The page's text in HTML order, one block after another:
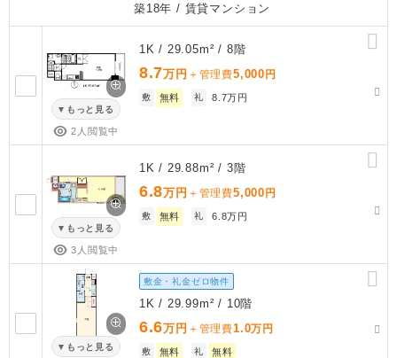
築18年 / 賃貸マンション
もっと見る
2人閲覧中
1K / 29.05m² / 8階
8.7万円 ＋管理費5,000 円
敷 無料 礼 8.7万円
もっと見る
3人閲覧中
1K / 29.88m² / 3階
6.8万円 ＋管理費5,000 円
敷 無料 礼 6.8万円
もっと見る
敷金・礼金ゼロ物件
1K / 29.99m² / 10階
6.6万円 ＋管理費1.0万円
敷 無料 礼 無料